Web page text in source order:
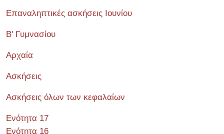
Επαναληπτικές ασκήσεις Ιουνίου
Β' Γυμνασίου
Αρχαία
Ασκήσεις
Ασκήσεις όλων των κεφαλαίων
Ενότητα 17
Ενότητα 16